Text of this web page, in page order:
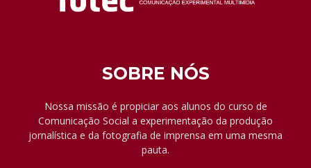
SOBRE NÓS
Nossa missão é propiciar aos alunos do curso de
Comunicação Social a experimentação da produção
jornalística e da fotografia de imprensa em uma mesma
pauta.